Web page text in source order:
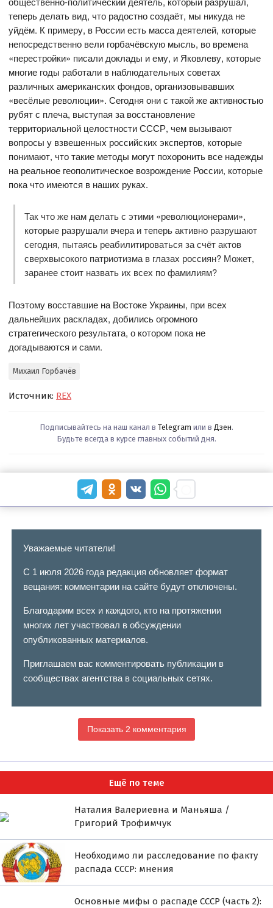
теперь делать вид, что радостно создаёт, мы никуда не
уйдём. К примеру, в России есть масса деятелей, которые
непосредственно вели горбачёвскую мысль, во времена
«перестройки» писали доклады и ему, и Яковлеву, которые
многие годы работали в наблюдательных советах
различных американских фондов, организовывавших
«весёлые революции». Сегодня они с такой же активностью
рубят с плеча, выступая за восстановление
территориальной целостности СССР, чем вызывают
вопросы у взвешенных российских экспертов, которые
понимают, что такие методы могут похоронить все надежды
на реальное геополитическое возрождение России, которые
пока что имеются в наших руках.
Так что же нам делать с этими «революционерами»,
которые разрушали вчера и теперь активно разрушают
сегодня, пытаясь реабилитироваться за счёт актов
сверхвысокого патриотизма в глазах россиян? Может,
заранее стоит назвать их всех по фамилиям?
Поэтому восставшие на Востоке Украины, при всех
дальнейших раскладах, добились огромного
стратегического результата, о котором пока не
догадываются и сами.
Михаил Горбачёв
Источник: REX
Подписывайтесь на наш канал в Telegram или в Дзен.
Будьте всегда в курсе главных событий дня.
Уважаемые читатели!
С 1 июля 2026 года редакция обновляет формат
вещания: комментарии на сайте будут отключены.
Благодарим всех и каждого, кто на протяжении
многих лет участвовал в обсуждении
опубликованных материалов.
Приглашаем вас комментировать публикации в
сообществах агентства в социальных сетях.
Показать 2 комментария
Ещё по теме
Наталия Валериевна и Маньяша /
Григорий Трофимчук
Необходимо ли расследование по факту
распада СССР: мнения
Основные мифы о распаде СССР (часть 2):